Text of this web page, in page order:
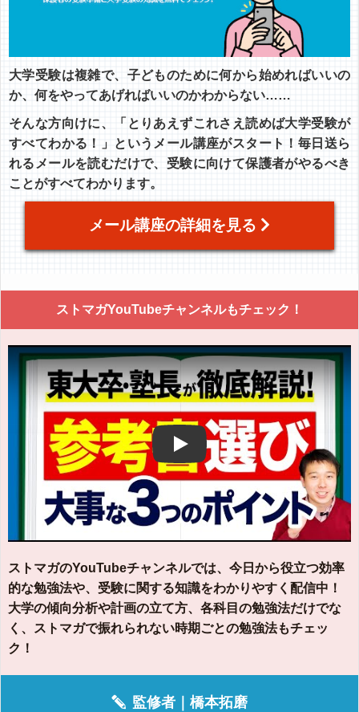
大学受験は複雑で、子どものために何から始めればいいの
か、何をやってあげればいいのかわからない……
そんな方向けに、「とりあえずこれさえ読めば大学受験が
すべてわかる！」というメール講座がスタート！毎日送ら
れるメールを読むだけで、受験に向けて保護者がやるべき
ことがすべてわかります。
メール講座の詳細を見る
ストマガYouTubeチャンネルもチェック！
Play
ストマガのYouTubeチャンネルでは、今日から役立つ効率
的な勉強法や、受験に関する知識をわかりやすく配信中！
大学の傾向分析や計画の立て方、各科目の勉強法だけでな
く、ストマガで振れられない時期ごとの勉強法もチェッ
ク！
監修者｜橋本拓磨